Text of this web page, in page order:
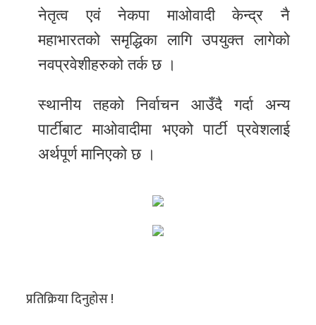
नेतृत्व एवं नेकपा माओवादी केन्द्र नै
महाभारतको समृद्धिका लागि उपयुक्त लागेको
नवप्रवेशीहरुको तर्क छ ।
स्थानीय तहको निर्वाचन आउँदै गर्दा अन्य
पार्टीबाट माओवादीमा भएको पार्टी प्रवेशलाई
अर्थपूर्ण मानिएको छ ।
प्रतिक्रिया दिनुहोस !